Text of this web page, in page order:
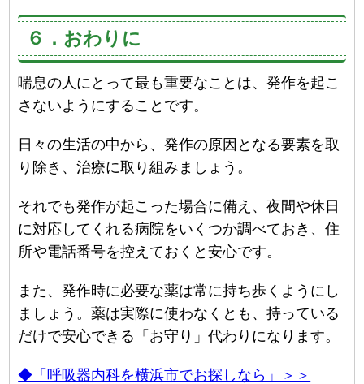
６．おわりに
喘息の人にとって最も重要なことは、発作を起こ
さないようにすることです。
日々の生活の中から、発作の原因となる要素を取
り除き、治療に取り組みましょう。
それでも発作が起こった場合に備え、夜間や休日
に対応してくれる病院をいくつか調べておき、住
所や電話番号を控えておくと安心です。
また、発作時に必要な薬は常に持ち歩くようにし
ましょう。薬は実際に使わなくとも、持っている
だけで安心できる「お守り」代わりになります。
◆「呼吸器内科を横浜市でお探しなら」＞＞